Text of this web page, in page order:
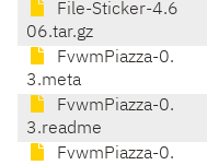
File-Sticker-4.6
06.tar.gz
FvwmPiazza-0.
3.meta
FvwmPiazza-0.
3.readme
FvwmPiazza-0.